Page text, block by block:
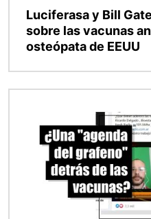
Luciferasa y Bill
sobre las vacunas
osteópata de EEUU